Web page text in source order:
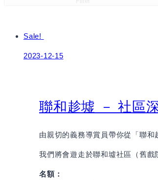
Sale!
2023-12-15
聯和趁墟 － 社區
由親切的義務導賞員帶你從「聯
我們將會遊走於聯和墟社區（舊
名額：